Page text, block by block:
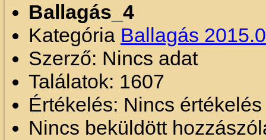
Ballagás_4
Kategória Ballagás
Szerző: Nincs adat
Találatok: 1607
Értékelés: Nincs
Nincs beküldött